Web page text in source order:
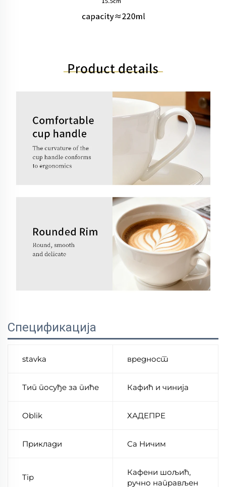
Спецификација
stavka вредност
Тип посуђе за пиће Кафић и чинија
Oblik ХАДЕПРЕ
Приклади Са Ничим
Tip
Кафени шољић,
ручно направљен